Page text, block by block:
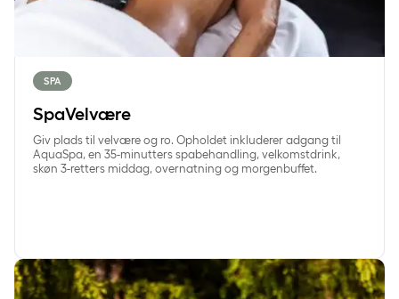
SPA
SpaVelvære
Giv plads til velvære og ro. Opholdet inkluderer adgang til
AquaSpa, en 35-minutters spabehandling, velkomstdrink,
skøn 3-retters middag, overnatning og morgenbuffet.
SpaGastro